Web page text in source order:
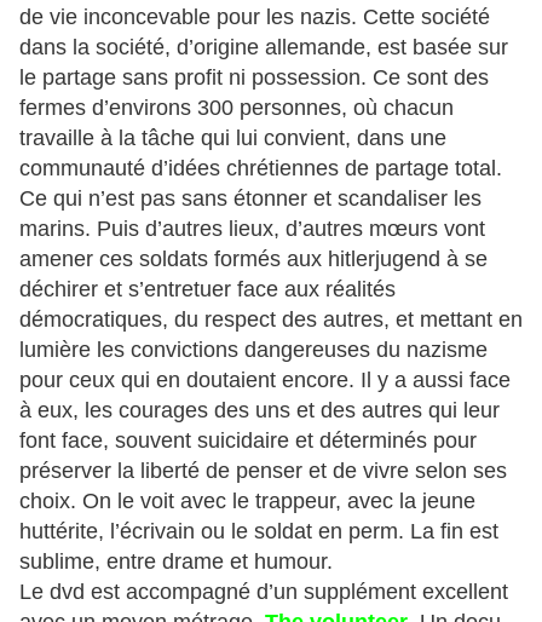
de vie inconcevable pour les nazis. Cette société
dans la société, d’origine allemande, est basée sur
le partage sans profit ni possession. Ce sont des
fermes d’environs 300 personnes, où chacun
travaille à la tâche qui lui convient, dans une
communauté d’idées chrétiennes de partage total.
Ce qui n’est pas sans étonner et scandaliser les
marins. Puis d’autres lieux, d’autres mœurs vont
amener ces soldats formés aux hitlerjugend à se
déchirer et s’entretuer face aux réalités
démocratiques, du respect des autres, et mettant en
lumière les convictions dangereuses du nazisme
pour ceux qui en doutaient encore. Il y a aussi face
à eux, les courages des uns et des autres qui leur
font face, souvent suicidaire et déterminés pour
préserver la liberté de penser et de vivre selon ses
choix. On le voit avec le trappeur, avec la jeune
huttérite, l’écrivain ou le soldat en perm. La fin est
sublime, entre drame et humour.
Le dvd est accompagné d’un supplément excellent